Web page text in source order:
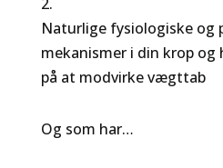
Naturlige fysiologiske og
mekanismer i din krop og
på at modvirke vægttab
Og som har…